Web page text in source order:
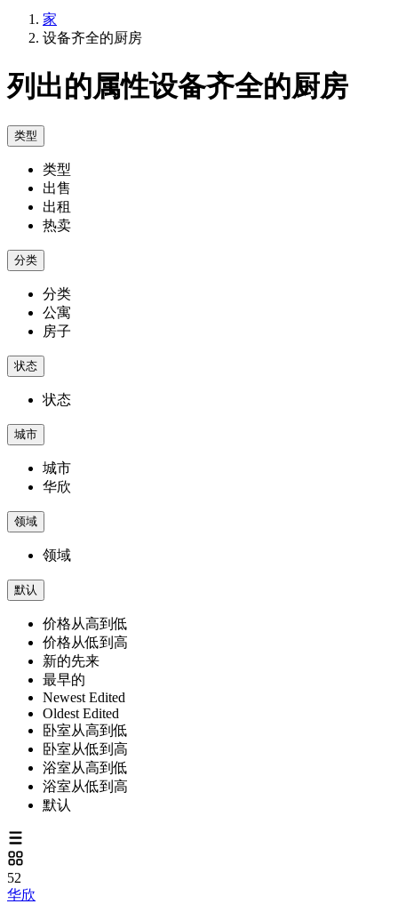
家
设备齐全的厨房
列出的属性设备齐全的厨房
类型
类型
出售
出租
热卖
分类
分类
公寓
房子
状态
状态
城市
城市
华欣
领域
领域
默认
价格从高到低
价格从低到高
新的先来
最早的
Newest Edited
Oldest Edited
卧室从高到低
卧室从低到高
浴室从高到低
浴室从低到高
默认
52
华欣